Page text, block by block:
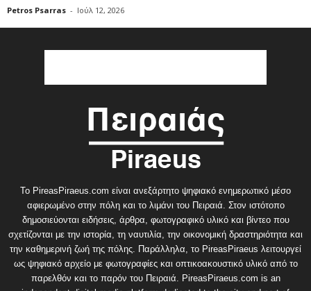
Petros Psarras - Ιούλ 12, 2026
Το PireasPiraeus.com είναι ανεξάρτητο ψηφιακό ενημερωτικό μέσο
αφιερωμένο στην πόλη και το λιμάνι του Πειραιά. Στον ιστότοπο
δημοσιεύονται ειδήσεις, άρθρα, φωτογραφικό υλικό και βίντεο που
σχετίζονται με την ιστορία, τη ναυτιλία, την οικονομική δραστηριότητα και
την καθημερινή ζωή της πόλης. Παράλληλα, το PireasPiraeus λειτουργεί
ως ψηφιακό αρχείο με φωτογραφίες και οπτικοακουστικό υλικό από το
παρελθόν και το παρόν του Πειραιά. PireasPiraeus.com is an